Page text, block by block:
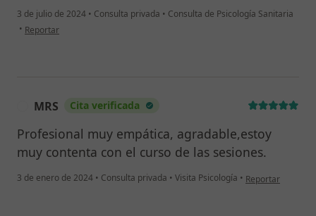
3 de julio de 2024 • Consulta privada • Consulta de Psicología Sanitaria
• en opinión del usuario Nerea
Reportar
MRS Cita verificada
Profesional muy empática, agradable,estoy
muy contenta con el curso de las sesiones.
3 de enero de 2024 • Consulta privada • Visita Psicología • en opinión del
Reportar